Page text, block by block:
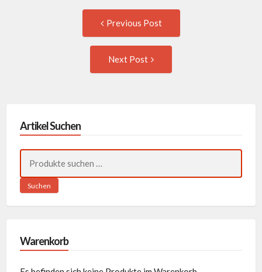
navigation
Previous Post
Next Post
Artikel Suchen
nach:
Suchen
Warenkorb